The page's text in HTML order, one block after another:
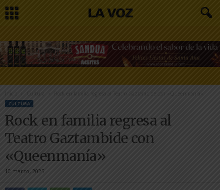
Inicio Cultura Rock en familia regresa al Teatro Gaztambide con «Queenmanía»
CULTURA
Rock en familia regresa al
Teatro Gaztambide con
«Queenmanía»
10 marzo, 2025